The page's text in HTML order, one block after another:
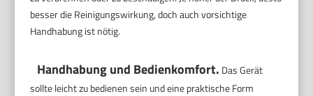
besser die Reinigungswirkung, doch auch vorsichtige
Handhabung ist nötig.
Handhabung und Bedienkomfort. Das Gerät
sollte leicht zu bedienen sein und eine praktische Form